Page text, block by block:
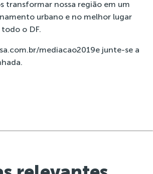
transformar nossa região em um
urbano e no melhor lugar
todo o DF.
mediacao2019e junte-se a